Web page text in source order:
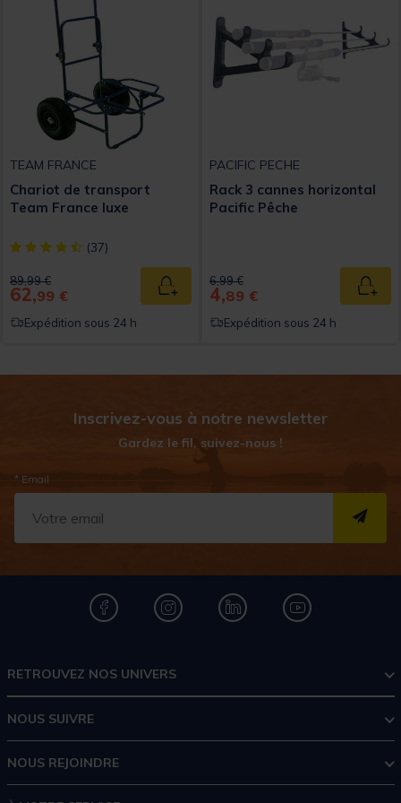
TEAM FRANCE
Chariot de transport
Team France luxe
[object Object] out of 5 Customer Rating
(37)
Price reduced from
89,99 €to
62,99 € Ajouter au panier
Expédition sous 24 h
PACIFIC PECHE
Rack 3 cannes horizontal
Pacific Pêche
Price reduced from
6,99 €to
4,89 €
Expédition sous 24 h
Inscrivez-vous à notre newsletter
Gardez le fil, suivez-nous !
* Email
RETROUVEZ NOS UNIVERS
NOUS SUIVRE
NOUS REJOINDRE